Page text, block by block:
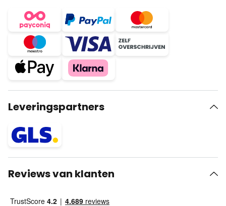
Leveringspartners
Reviews van klanten